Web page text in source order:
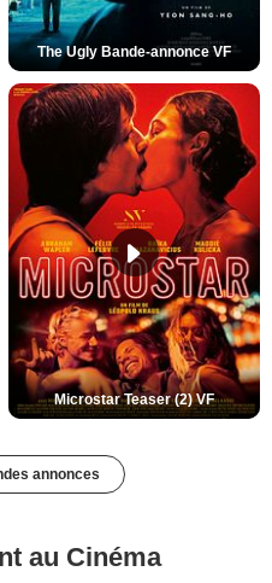
The Ugly Bande-annonce VF
Microstar Teaser (2) VF
annonces
au Cinéma